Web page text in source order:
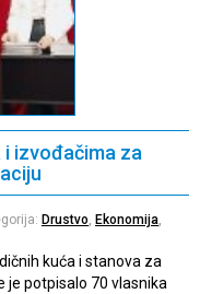
izvođačima za
Drustvo, Ekonomija,
kuća i stanova za
je potpisalo 70 vlasnika